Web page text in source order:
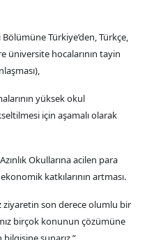
Türkiye’den, Türkçe,
üniversite hocalarının tayin
yüksek okul
için aşamalı olarak
Okullarına acilen para
katkılarının artması.
ziyaretin son derece olumlu bir
birçok konunun çözümüne